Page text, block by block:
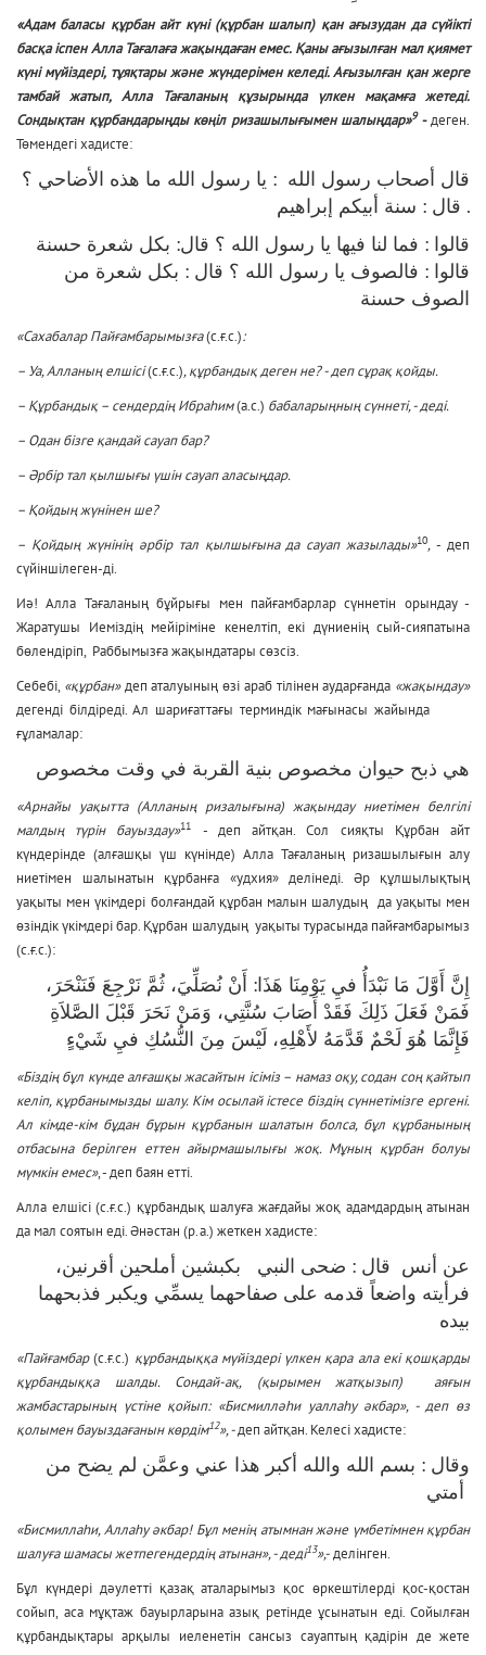
«Адам баласы құрбан айт күні (құрбан шалып) қан ағызудан да сүйікті
басқа іспен Алла Тағалаға жақындаған емес. Қаны ағызылған мал қиямет
күні мүйіздері, тұяқтары және жүндерімен келеді. Ағызылған қан жерге
тамбай жатып, Алла Тағаланың құзырында үлкен мақамға жетеді.
Сондықтан құрбандарыңды көңіл ризашылығымен шалыңдар»9 -деген.
Төмендегі хадисте:
قال أصحاب رسول الله : يا رسول الله ما هذه الأضاحي ؟
قال : سنة أبيكم إبراهيم .
قالوا : فما لنا فيها يا رسول الله ؟ قال: بكل شعرة حسنة
قالوا : فالصوف يا رسول الله ؟ قال : بكل شعرة من
الصوف حسنة
«Сахабалар Пайғамбарымызға(с.ғ.с.):
– Уа, Алланың елшісі(с.ғ.с.), құрбандық деген не? - деп сұрақ қойды.
– Құрбандық – сендердің Ибраһим(а.с.) бабаларыңның сүннеті, - деді.
– Одан бізге қандай сауап бар?
– Әрбір тал қылшығы үшін сауап аласыңдар.
– Қойдың жүнінен ше?
– Қойдың жүнінің әрбір тал қылшығына да сауап жазылады»10,- деп
сүйіншілеген-ді.
Иә! Алла Тағаланың бұйрығы мен пайғамбарлар сүннетін орындау -
Жаратушы Иеміздің мейіріміне кенелтіп, екі дүниенің сый-сияпатына
бөлендіріп, Раббымызға жақындатары сөзсіз.
Себебі, «құрбан»деп аталуының өзі араб тілінен аударғанда «жақындау»
дегенді білдіреді. Ал шариғаттағы терминдік мағынасы жайында
ғұламалар:
هي ذبح حيوان مخصوص بنية القربة في وقت مخصوص
«Арнайы уақытта (Алланың ризалығына) жақындау ниетімен белгілі
малдың түрін бауыздау»11
- деп айтқан. Сол сияқты Құрбан айт
күндерінде (алғашқы үш күнінде) Алла Тағаланың ризашылығын алу
ниетімен шалынатын құрбанға «удхия» делінеді. Әр құлшылықтың
уақыты мен үкімдері болғандай құрбан малын шалудың да уақыты мен
өзіндік үкімдері бар. Құрбан шалудың уақыты турасында пайғамбарымыз
(с.ғ.с.):
إِنَّ أَوَّلَ مَا نَبْدَأُ فيِ يَوْمِنَا هَذَا: أَنْ نُصَلِّيَ، ثُمَّ نَرْجِعَ فَنَنْحَرَ،
فَمَنْ فَعَلَ ذَلِكَ فَقَدْ أَصَابَ سُنَّتِي، وَمَنْ نَحَرَ قَبْلَ الصَّلاَةِ
فَإِنَّمَا هُوَ لَحْمٌ قَدَّمَهُ لأَهْلِهِ، لَيْسَ مِنَ النُّسُكِ فيِ شَيْءٍ
«Біздің бұл күнде алғашқы жасайтын ісіміз – намаз оқу, содан соң қайтып
келіп, құрбанымызды шалу. Кім осылай істесе біздің сүннетімізге ергені.
Ал кімде-кім бұдан бұрын құрбанын шалатын болса, бұл құрбанының
отбасына берілген еттен айырмашылығы жоқ. Мұның құрбан болуы
мүмкін емес», - деп баян етті.
Алла елшісі (с.ғ.с.) құрбандық шалуға жағдайы жоқ адамдардың атынан
да мал соятын еді. Әнәстан (р.а.) жеткен хадисте:
عن أنس قال : ضحى النبي بكبشين أملحين أقرنين،
فرأيته واضعاً قدمه على صفاحهما يسمِّي ويكبر فذبحهما
بيده
«Пайғамбар(с.ғ.с.) құрбандыққа мүйіздері үлкен қара ала екі қошқарды
құрбандыққа шалды. Сондай-ақ, (қырымен жатқызып) аяғын
жамбастарының үстіне қойып: «Бисмилләһи уаллаһу әкбар», - деп өз
қолымен бауыздағанын көрдім12», -деп айтқан. Келесі хадисте:
«Бисмиллаһи, Аллаһу әкбар! Бұл менің атымнан және үмбетімнен құрбан
шалуға шамасы жетпегендердің атынан», - деді13»,-делінген.
Бұл күндері дәулетті қазақ аталарымыз қос өркештілерді қос-қостан
сойып, аса мұқтаж бауырларына азық ретінде ұсынатын еді. Сойылған
құрбандықтары арқылы иеленетін сансыз сауаптың қадірін де жете